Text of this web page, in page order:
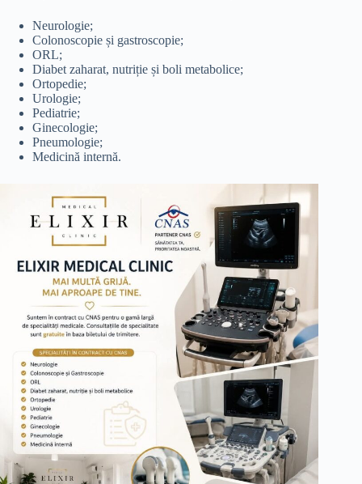
Neurologie;
Colonoscopie și gastroscopie;
ORL;
Diabet zaharat, nutriție și boli metabolice;
Ortopedie;
Urologie;
Pediatrie;
Ginecologie;
Pneumologie;
Medicină internă.